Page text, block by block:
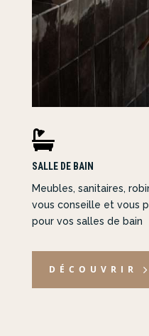

SALLE DE BAIN
Meubles, sanitaires,
vous conseille et vous
pour vos salles de bain
DÉCOUVRIR